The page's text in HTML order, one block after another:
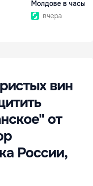
Молдове в часы
вчера
вин
от
России,